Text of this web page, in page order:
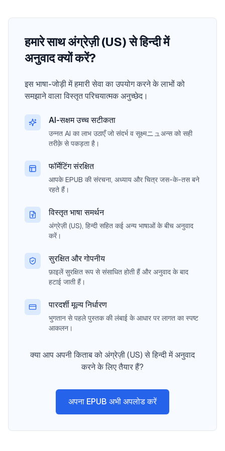
हमारे साथ अंग्रेज़ी (US) से हिन्दी में
अनुवाद क्यों करें?
इस भाषा-जोड़ी में हमारी सेवा का उपयोग करने के लाभों को
समझाने वाला विस्तृत परिचयात्मक अनुच्छेद।
AI-सक्षम उच्च सटीकता
उन्नत AI का लाभ उठाएँ जो संदर्भ व सूक्ष्मニュअन्स को सही
तरीक़े से पकड़ता है।
फॉर्मेटिंग संरक्षित
आपके EPUB की संरचना, अध्याय और चित्र जस-के-तस बने
रहते हैं।
विस्तृत भाषा समर्थन
अंग्रेज़ी (US), हिन्दी सहित कई अन्य भाषाओं के बीच अनुवाद
करें।
सुरक्षित और गोपनीय
फ़ाइलें सुरक्षित रूप से संसाधित होती हैं और अनुवाद के बाद
हटाई जाती हैं।
पारदर्शी मूल्य निर्धारण
भुगतान से पहले पुस्तक की लंबाई के आधार पर लागत का स्पष्ट
आकलन।
क्या आप अपनी किताब को अंग्रेज़ी (US) से हिन्दी में अनुवाद
करने के लिए तैयार हैं?
अपना EPUB अभी अपलोड करें